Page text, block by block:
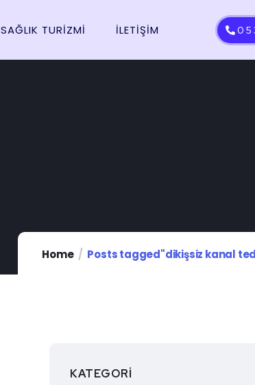
SAĞLIK TURİZMİ İLETIŞIM
Home Posts tagged"dikişsiz kanal
KATEGORI